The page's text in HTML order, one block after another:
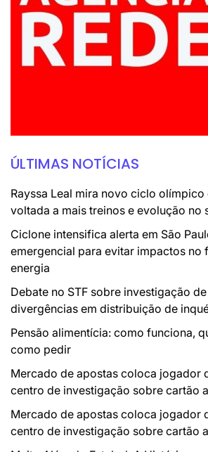
ÚLTIMAS NOTÍCIAS
Rayssa Leal mira novo ciclo
voltada a mais treinos e evolução no
Ciclone intensifica alerta em São
emergencial para evitar impactos no
energia
Debate no STF sobre investigação
divergências em distribuição de
Pensão alimentícia: como funciona,
como pedir
Mercado de apostas coloca jogador
centro de investigação sobre cartão
Mercado de apostas coloca jogador
centro de investigação sobre cartão